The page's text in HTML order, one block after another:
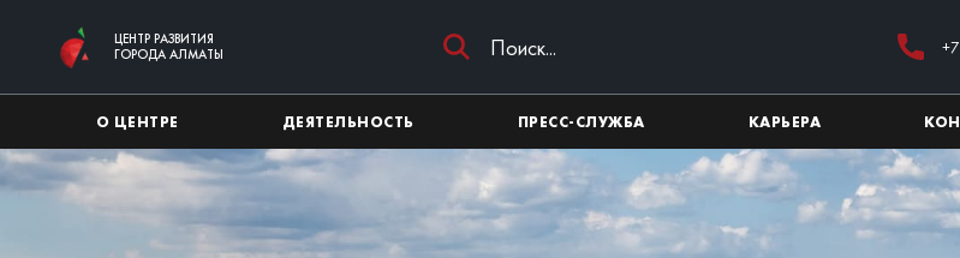
ЦЕНТР РАЗВИТИЯ
ГОРОДА АЛМАТЫ
О ЦЕНТРЕ ДЕЯТЕЛЬНОСТЬ ПРЕСС-СЛУЖБА КАРЬЕРА